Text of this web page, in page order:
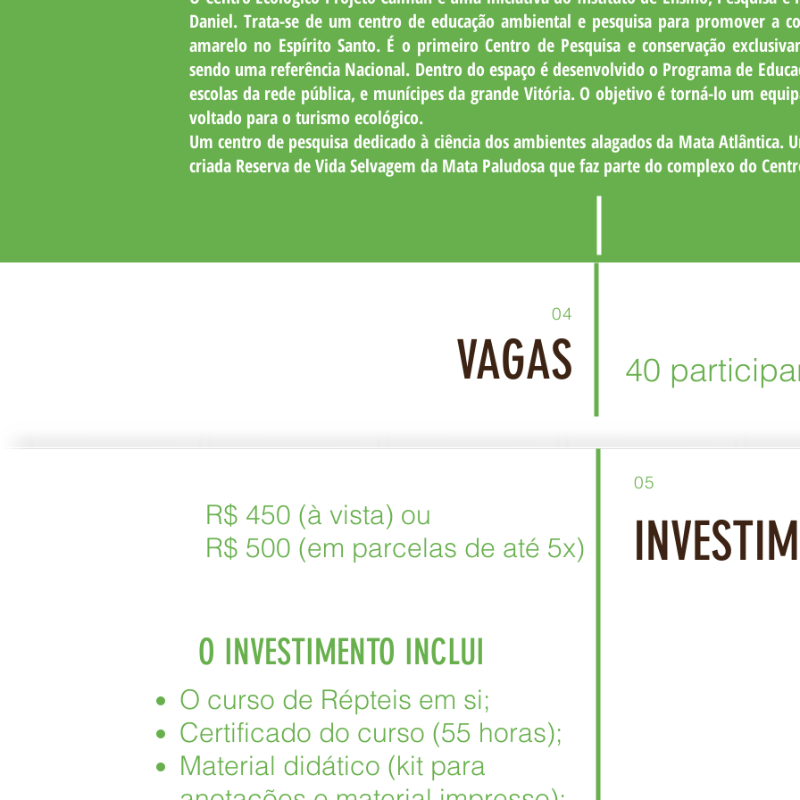
Daniel. Trata-se de um centro de educação ambiental e pesquisa para promover a
amarelo no Espírito Santo. É o primeiro Centro de Pesquisa e conservação
sendo uma referência Nacional. Dentro do espaço é desenvolvido o Programa de
escolas da rede pública, e munícipes da grande Vitória. O objetivo é torná-lo um
voltado para o turismo ecológico.
Um centro de pesquisa dedicado à ciência dos ambientes alagados da Mata Atlântica.
criada Reserva de Vida Selvagem da Mata Paludosa que faz parte do complexo do
04
VAGAS 40
05
R$ 450 (à vista) ou
R$ 500 (em parcelas de até 5x)
O INVESTIMENTO INCLUI
O curso de Répteis em si;
Certificado do curso (55 horas);
Material didático (kit para